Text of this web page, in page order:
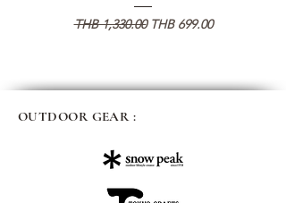
일반가
THB 1,330.00 할인가
THB 699.00
OUTDOOR GEAR :